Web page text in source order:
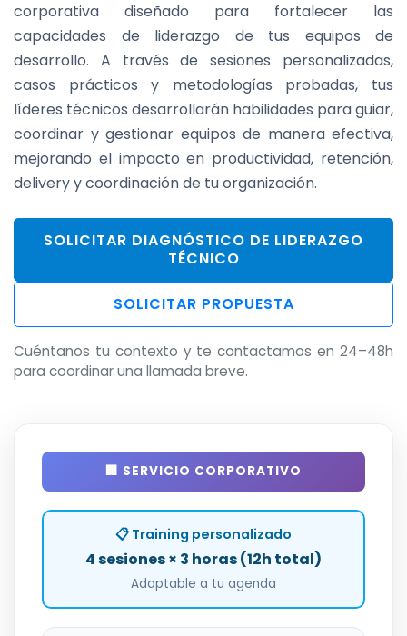
corporativa diseñado para fortalecer las
capacidades de liderazgo de tus equipos de
desarrollo. A través de sesiones personalizadas,
casos prácticos y metodologías probadas, tus
líderes técnicos desarrollarán habilidades para guiar,
coordinar y gestionar equipos de manera efectiva,
mejorando el impacto en productividad, retención,
delivery y coordinación de tu organización.
SOLICITAR DIAGNÓSTICO DE LIDERAZGO
TÉCNICO
SOLICITAR PROPUESTA
Cuéntanos tu contexto y te contactamos en 24–48h
para coordinar una llamada breve.
🏢 SERVICIO CORPORATIVO
📋 Training personalizado
4 sesiones × 3 horas (12h total)
Adaptable a tu agenda